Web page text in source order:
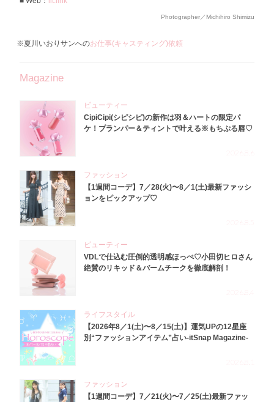
Photographer／Michihiro Shimizu
※夏川いおりサンへのお仕事(キャスティング)依頼
Magazine
ビューティー
CipiCipi(シピシピ)の新作は羽＆ハートの限定パ
ケ！プランパー＆ティントで叶える※もちぷる唇♡
ファッション
【1週間コーデ】7／28(火)〜8／1(土)最新ファッシ
ョンをピックアップ♡
ビューティー
VDLで仕込む圧倒的透明感ほっぺ♡小田切ヒロさん
絶賛のリキッド＆バームチークを徹底解剖！
ライフスタイル
【2026年8／1(土)〜8／15(土)】運気UPの12星座
別“ファッションアイテム”占い-itSnap Magazine-
ファッション
【1週間コーデ】7／21(火)〜7／25(土)最新ファッ